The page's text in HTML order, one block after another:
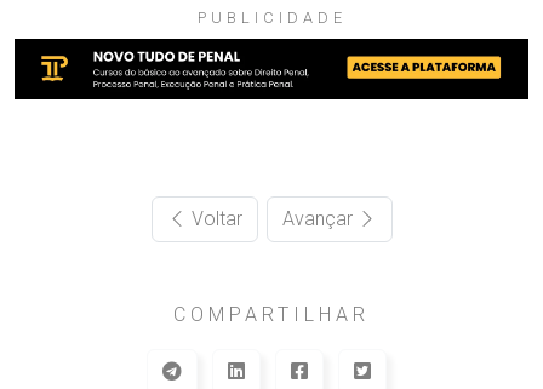
PUBLICIDADE
Voltar Avançar
COMPARTILHAR